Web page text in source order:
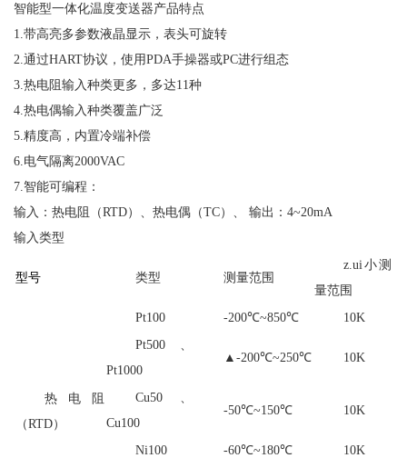
智能型一体化温度变送器产品特点
1.带高亮多参数液晶显示，表头可旋转
2.通过HART协议，使用PDA手操器或PC进行组态
3.热电阻输入种类更多，多达11种
4.热电偶输入种类覆盖广泛
5.精度高，内置冷端补偿
6.电气隔离2000VAC
7.智能可编程：
输入：热电阻（RTD）、热电偶（TC）、 输出：4~20mA
输入类型
型号 类型 测量范围
z.ui小测
量范围
热电阻
（RTD）
Pt100 -200℃~850℃
10K
Pt500、
Pt1000
▲-200℃~250℃ 10K
Cu50、
Cu100
-50℃~150℃ 10K
Ni100 -60℃~180℃
10K